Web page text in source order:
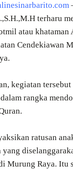
terharu
atau khataman
Cendekiawan
kegiatan tersebut
rangka
ratusan
Murung Raya. Itu